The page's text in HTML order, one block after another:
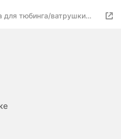
для тюбинга/ватрушки